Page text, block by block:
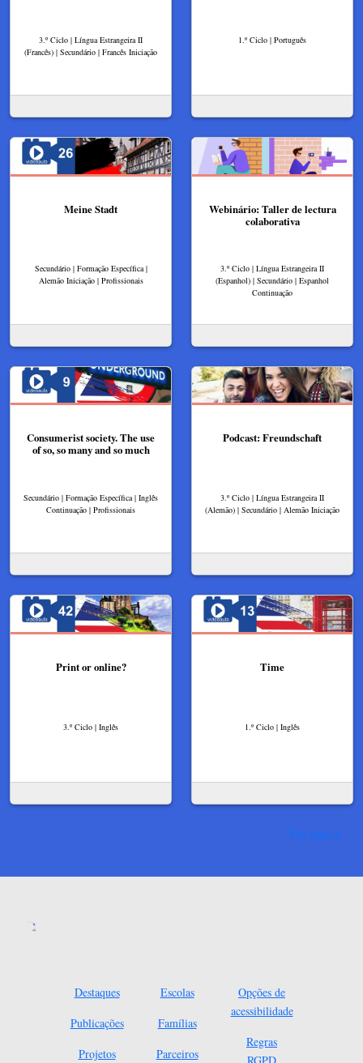
3.º Ciclo | Língua Estrangeira II
(Francês) | Secundário | Francês Iniciação
1.º Ciclo | Português
Meine Stadt
Secundário | Formação Específica |
Alemão Iniciação | Profissionais
Webinário: Taller de lectura
colaborativa
3.º Ciclo | Língua Estrangeira II
(Espanhol) | Secundário | Espanhol
Continuação
Consumerist society. The use
of so, so many and so much
Secundário | Formação Específica | Inglês
Continuação | Profissionais
Podcast: Freundschaft
3.º Ciclo | Língua Estrangeira II
(Alemão) | Secundário | Alemão Iniciação
Print or online?
3.º Ciclo | Inglês
Time
1.º Ciclo | Inglês
Ver mais
Destaques
Publicações
Projetos
Escolas
Famílias
Parceiros
Opções de
acessibilidade
Regras